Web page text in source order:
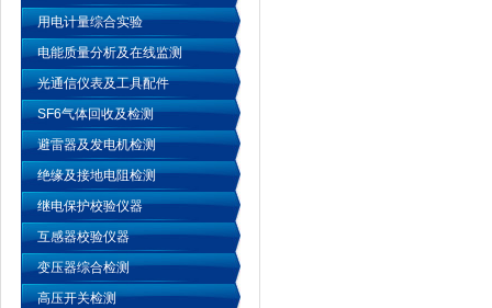
用电计量综合实验
电能质量分析及在线监测
光通信仪表及工具配件
SF6气体回收及检测
避雷器及发电机检测
绝缘及接地电阻检测
继电保护校验仪器
互感器校验仪器
变压器综合检测
高压开关检测